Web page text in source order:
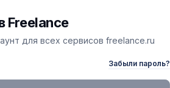
Freelance
для всех сервисов freelance.ru
Забыли пароль?